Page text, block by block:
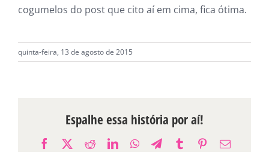
cogumelos do post que cito aí em cima, fica ótima.
quinta-feira, 13 de agosto de 2015
Espalhe essa história por aí!
Facebook
X RedditLinkedInWhatsApp
Telegram
TumblrPinterest
E-